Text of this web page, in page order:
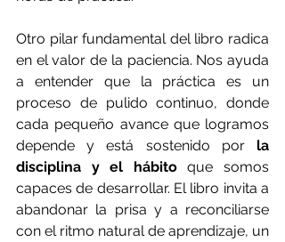
Otro pilar fundamental del libro radica
en el valor de la paciencia. Nos ayuda
a entender que la práctica es un
proceso de pulido continuo, donde
cada pequeño avance que logramos
depende y está sostenido por la
disciplina y el hábito que somos
capaces de desarrollar. El libro invita a
abandonar la prisa y a reconciliarse
con el ritmo natural de aprendizaje, un